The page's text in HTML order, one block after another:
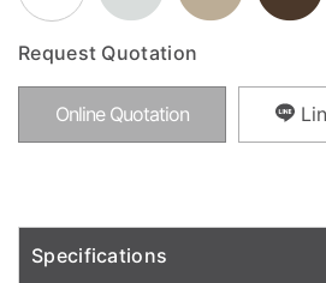
Request Quotation
Online Quotation
Detail
Specifications